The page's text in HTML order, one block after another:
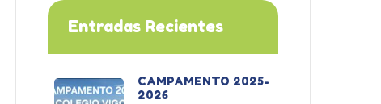
Entradas Recientes
CAMPAMENTO 2025-
2026